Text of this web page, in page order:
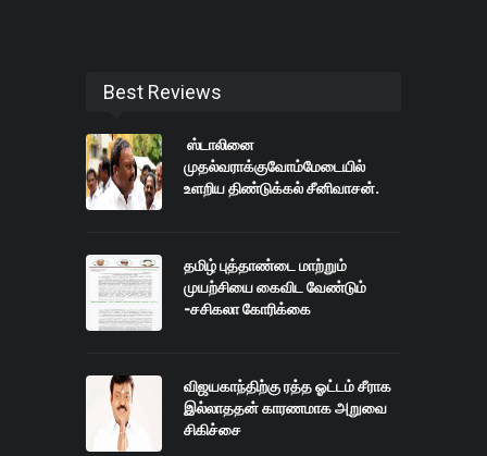
Best Reviews
ஸ்டாலினை
முதல்வராக்குவோம்மேடையில்
உளறிய திண்டுக்கல் சீனிவாசன்.
தமிழ் புத்தாண்டை மாற்றும்
முயற்சியை கைவிட வேண்டும்
-சசிகலா கோரிக்கை
விஜயகாந்திற்கு ரத்த ஓட்டம் சீராக
இல்லாததன் காரணமாக அறுவை
சிகிச்சை